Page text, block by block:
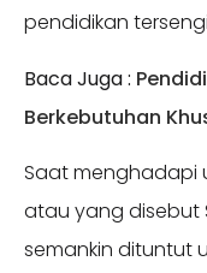
pendidikan
Baca Juga :
Berkebutuhan
Saat menghadapi
atau yang disebut
semankin dituntut